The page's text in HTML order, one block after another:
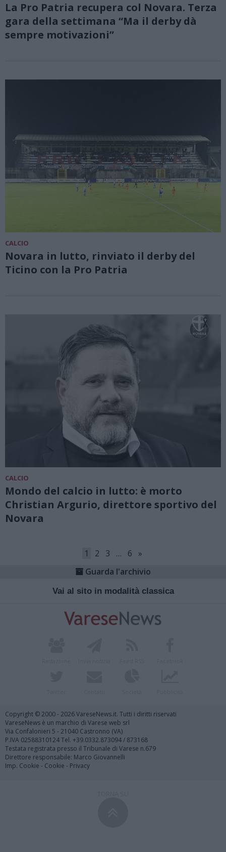
La Pro Patria recupera col Novara. Terza
gara della settimana “Ma il derby dà
sempre motivazioni”
CALCIO
Novara in lutto, rinviato il derby del
Ticino con la Pro Patria
CALCIO
Mondo del calcio in lutto: è morto
Christian Argurio, direttore sportivo del
Novara
1 2 3 … 6
»
Guarda l'archivio
Vai al sito in modalità classica
Copyright © 2000 - 2026 VareseNews.it. Tutti i diritti riservati
VareseNews è un marchio di Varese web srl
Via Confalonieri 5 - 21040 Castronno (VA)
P.IVA 02588310124 Tel. +39.0332.873094 / 873168
Testata registrata presso il Tribunale di Varese n.679
Direttore responsabile: Marco Giovannelli
Imp. Cookie - Cookie - Privacy